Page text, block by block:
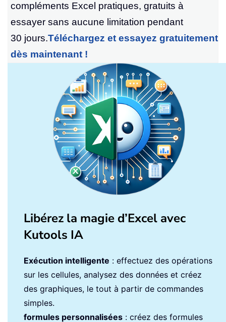
compléments Excel pratiques, gratuits à
essayer sans aucune limitation pendant
30 jours.Téléchargez et essayez gratuitement
dès maintenant !
Libérez la magie d’Excel avec
Kutools IA
Exécution intelligente : effectuez des opérations
sur les cellules, analysez des données et créez
des graphiques, le tout à partir de commandes
simples.
formules personnalisées : créez des formules